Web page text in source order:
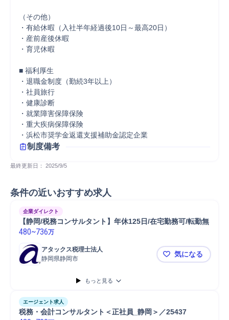
（その他）
・有給休暇（入社半年経過後10日～最高20日）
・産前産後休暇
・育児休暇
■ 福利厚生
・退職金制度（勤続3年以上）
・社員旅行
・健康診断
・就業障害保障保険
・重大疾病保障保険
・浜松市奨学金返還支援補助金認定企業
制度備考
最終更新日： 2025/9/5
条件の近いおすすめ求人
企業ダイレクト
【静岡/税務コンサルタント】年休125日/在宅勤務可/転勤無
480~736万
アタックス税理士法人
静岡県静岡市
【静岡/税務
気になる
もっと見る
エージェント求人
税務・会計コンサルタント＜正社員_静岡＞／25437